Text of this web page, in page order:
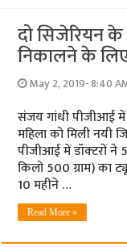
दो सिजेरियन
निकालने के
May 2, 2019- 8:40
संजय गांधी पीजीआई में
महिला को मिली नयी
पीजीआई में डॉक्‍टरों ने
किलो 500 ग्राम) का
10 महीने …
Read More »